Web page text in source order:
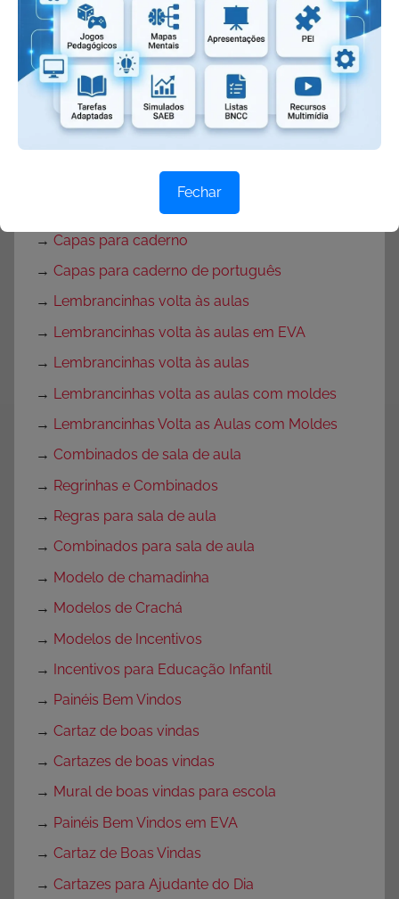
→ Textos de volta às aulas
→Mensagem de volta às aulas
→Rotina para primeira semana de aula
Rotina volta às aulas para Educação Infantil
→Decoração de sala de aula
Decoração para Sala de Aula
Músicas para Volta às Aulas
→ Capas para caderno
→ Capas para caderno de português
→ Lembrancinhas volta às aulas
→ Lembrancinhas volta às aulas em EVA
→ Lembrancinhas volta às aulas
→ Lembrancinhas volta as aulas com moldes
→ Lembrancinhas Volta as Aulas com Moldes
→ Combinados de sala de aula
→ Regrinhas e Combinados
→ Regras para sala de aula
→ Combinados para sala de aula
→ Modelo de chamadinha
→ Modelos de Crachá
→ Modelos de Incentivos
→ Incentivos para Educação Infantil
→ Painéis Bem Vindos
→ Cartaz de boas vindas
→ Cartazes de boas vindas
→ Mural de boas vindas para escola
→ Painéis Bem Vindos em EVA
→ Cartaz de Boas Vindas
→ Cartazes para Ajudante do Dia
Fechar